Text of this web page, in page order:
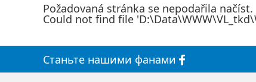
Požadovaná stránka se nepodařila načíst.
Could not find file
Станьте нашими фанами